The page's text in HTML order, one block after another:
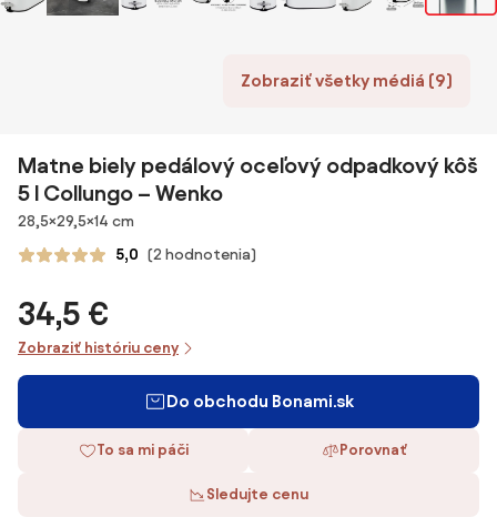
Zobraziť všetky médiá (9)
Matne biely pedálový oceľový odpadkový kôš
5 l Collungo – Wenko
Rozmery
28,5×29,5×14 cm
5,0 (2 hodnotenia)
34,5 €
Zobraziť históriu ceny
Do obchodu Bonami.sk
To sa mi páči Porovnať
Sledujte cenu